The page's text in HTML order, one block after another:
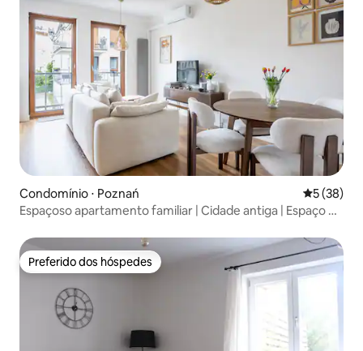
Condomínio ⋅ Poznań 5 de uma
5 (38)
Espaçoso apartamento familiar | Cidade antiga | Espaço de
Preferido dos hóspedes
Preferido dos hóspedes